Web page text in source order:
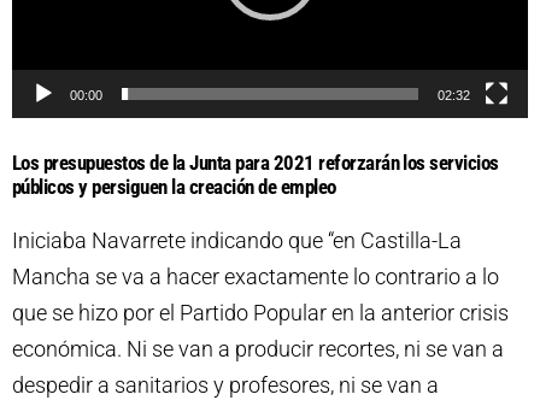
o
r
d
e
v
í
d
00:00 02:32
Los presupuestos de la Junta para 2021 reforzarán los servicios
públicos y persiguen la creación de empleo
Iniciaba Navarrete indicando que “en Castilla-La
Mancha se va a hacer exactamente lo contrario a lo
que se hizo por el Partido Popular en la anterior crisis
económica. Ni se van a producir recortes, ni se van a
despedir a sanitarios y profesores, ni se van a